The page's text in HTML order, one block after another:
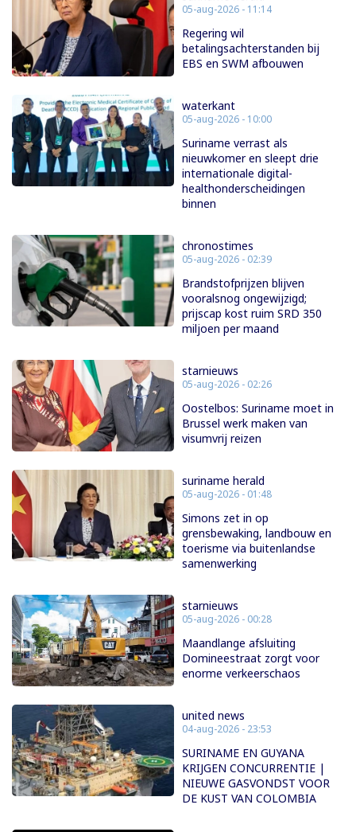
05-aug-2026 - 11:14
Regering wil
betalingsachterstanden bij
EBS en SWM afbouwen
waterkant
05-aug-2026 - 10:00
Suriname verrast als
nieuwkomer en sleept drie
internationale digital-
healthonderscheidingen
binnen
chronostimes
05-aug-2026 - 02:39
Brandstofprijzen blijven
vooralsnog ongewijzigd;
prijscap kost ruim SRD 350
miljoen per maand
starnieuws
05-aug-2026 - 02:26
Oostelbos: Suriname moet in
Brussel werk maken van
visumvrij reizen
suriname herald
05-aug-2026 - 01:48
Simons zet in op
grensbewaking, landbouw en
toerisme via buitenlandse
samenwerking
starnieuws
05-aug-2026 - 00:28
Maandlange afsluiting
Domineestraat zorgt voor
enorme verkeerschaos
united news
04-aug-2026 - 23:53
SURINAME EN GUYANA
KRIJGEN CONCURRENTIE |
NIEUWE GASVONDST VOOR
DE KUST VAN COLOMBIA